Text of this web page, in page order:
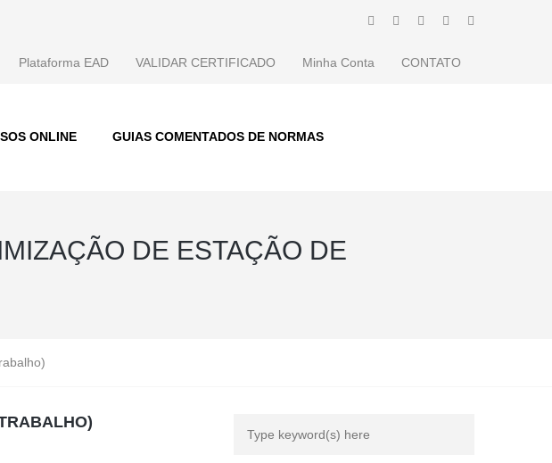
Plataforma EAD VALIDAR CERTIFICADO Minha Conta CONTATO
ONLINE GUIAS COMENTADOS DE NORMAS
DE ESTAÇÃO DE